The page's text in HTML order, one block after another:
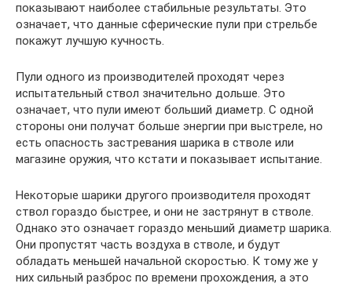
показывают наиболее стабильные результаты. Это
означает, что данные сферические пули при стрельбе
покажут лучшую кучность.
Пули одного из производителей проходят через
испытательный ствол значительно дольше. Это
означает, что пули имеют больший диаметр. С одной
стороны они получат больше энергии при выстреле, но
есть опасность застревания шарика в стволе или
магазине оружия, что кстати и показывает испытание.
Некоторые шарики другого производителя проходят
ствол гораздо быстрее, и они не застрянут в стволе.
Однако это означает гораздо меньший диаметр шарика.
Они пропустят часть воздуха в стволе, и будут
обладать меньшей начальной скоростью. К тому же у
них сильный разброс по времени прохождения, а это